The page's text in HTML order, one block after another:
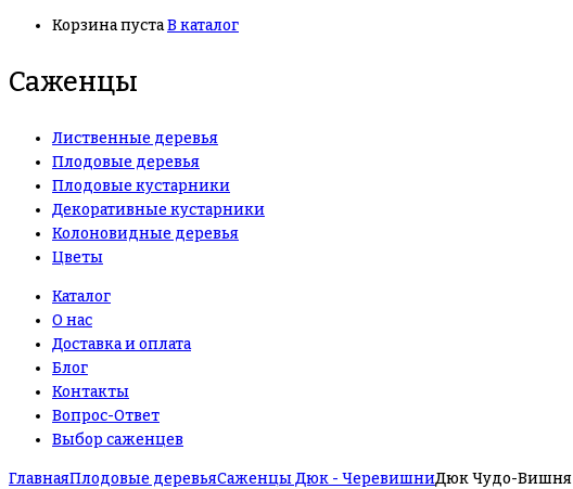
Корзина пустаВ каталог
Саженцы
Лиственные деревья
Плодовые деревья
Плодовые кустарники
Декоративные кустарники
Колоновидные деревья
Цветы
Каталог
О нас
Доставка и оплата
Блог
Контакты
Вопрос-Ответ
Выбор саженцев
ГлавнаяПлодовые деревьяСаженцы Дюк - ЧеревишниДюк Чудо-Вишня